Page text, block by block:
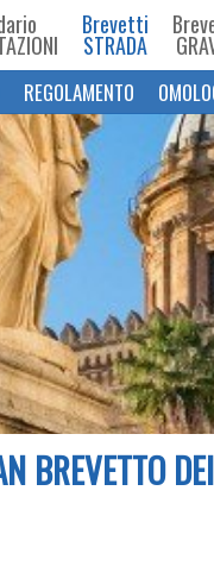
Brevetti
STRADA
REGOLAMENTO
BREVETTO